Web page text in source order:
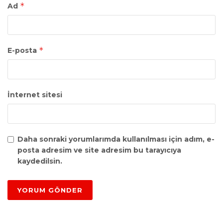
Ad *
E-posta *
İnternet sitesi
Daha sonraki yorumlarımda kullanılması için adım, e-
posta adresim ve site adresim bu tarayıcıya
kaydedilsin.